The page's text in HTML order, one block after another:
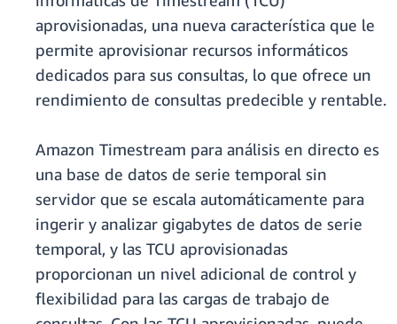
aprovisionadas, una nueva característica que le
permite aprovisionar recursos informáticos
dedicados para sus consultas, lo que ofrece un
rendimiento de consultas predecible y rentable.
Amazon Timestream para análisis en directo es
una base de datos de serie temporal sin
servidor que se escala automáticamente para
ingerir y analizar gigabytes de datos de serie
temporal, y las TCU aprovisionadas
proporcionan un nivel adicional de control y
flexibilidad para las cargas de trabajo de